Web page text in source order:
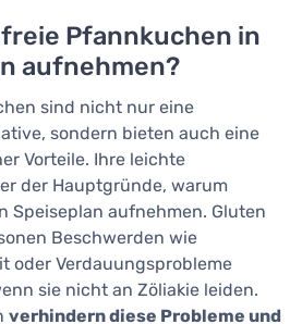
Pfannkuchen in
aufnehmen?
sind nicht nur eine
sondern bieten auch eine
Vorteile. Ihre leichte
der Hauptgründe, warum
Speiseplan aufnehmen. Gluten
Beschwerden wie
oder Verdauungsprobleme
sie nicht an Zöliakie leiden.
verhindern diese Probleme und